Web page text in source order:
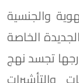
والجنسية
الخاصة
تجسد نهج